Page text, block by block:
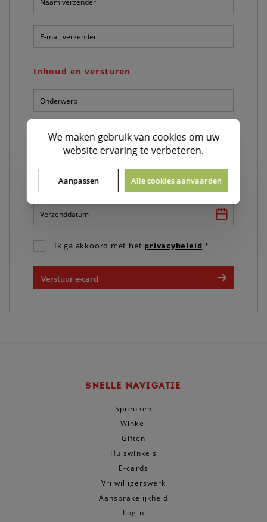
verzender:
*
mail
verzender:
Inhoud en versturen
bericht:
Verzenddatum:
Ik ga akkoord met het privacybeleid *
Verstuur e-card
SNELLE NAVIGATIE
Spreuken
Winkel
Giften
Huiswinkels
E-cards
Vrijwilligerswerk
Aansprakelijkheid
Login
We maken gebruik van cookies om uw
website ervaring te verbeteren.
Aanpassen Alle cookies aanvaarden